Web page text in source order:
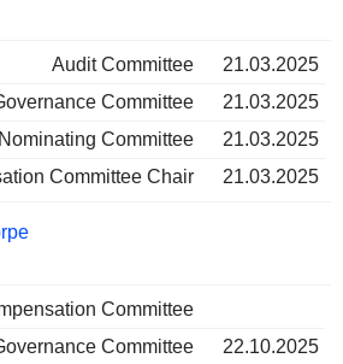
Audit Committee
21.03.2025
Committee
21.03.2025
Nominating Committee
21.03.2025
Committee Chair
21.03.2025
Committee
Committee
22.10.2025